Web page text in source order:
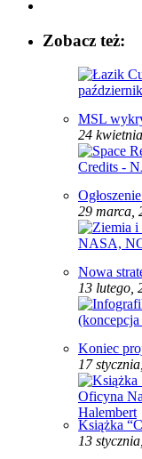
Zobacz też:
MSL
24
29 marca,
Nowa
13 lutego,
Koniec
17
Książka
13